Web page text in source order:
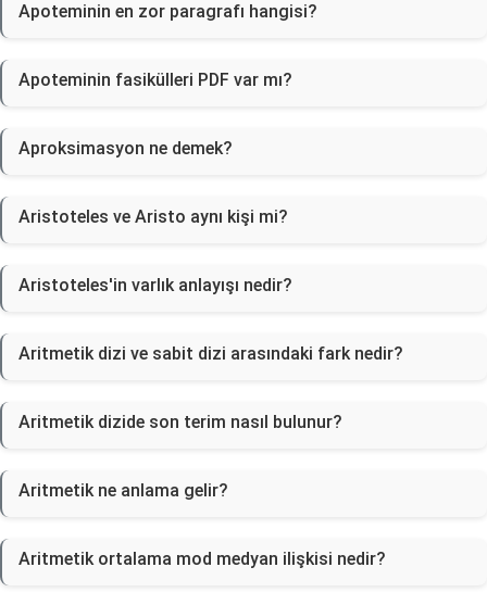
Apoteminin en zor paragrafı hangisi?
Apoteminin fasikülleri PDF var mı?
Aproksimasyon ne demek?
Aristoteles ve Aristo aynı kişi mi?
Aristoteles'in varlık anlayışı nedir?
Aritmetik dizi ve sabit dizi arasındaki fark nedir?
Aritmetik dizide son terim nasıl bulunur?
Aritmetik ne anlama gelir?
Aritmetik ortalama mod medyan ilişkisi nedir?